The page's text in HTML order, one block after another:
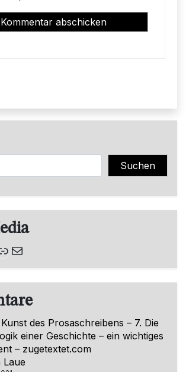
Suchen
E-Mail
des Prosaschreibens – 7. Die
einer Geschichte – ein wichtiges
– zugetextet.com
Laue